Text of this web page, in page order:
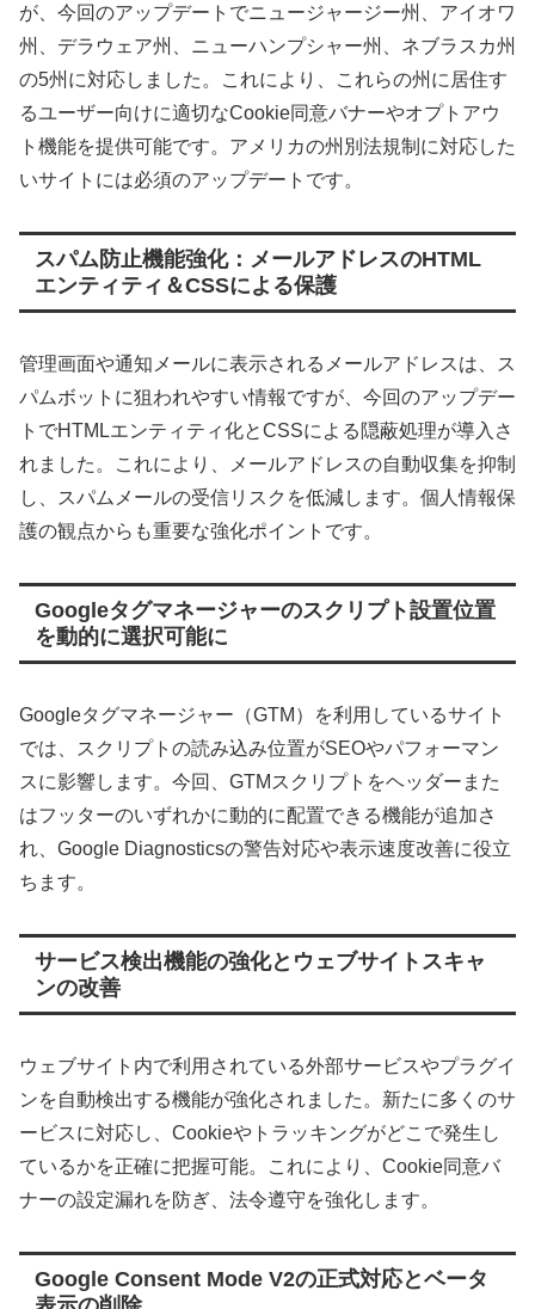
が、今回のアップデートでニュージャージー州、アイオワ
州、デラウェア州、ニューハンプシャー州、ネブラスカ州
の5州に対応しました。これにより、これらの州に居住す
るユーザー向けに適切なCookie同意バナーやオプトアウ
ト機能を提供可能です。アメリカの州別法規制に対応した
いサイトには必須のアップデートです。
スパム防止機能強化：メールアドレスのHTML
エンティティ＆CSSによる保護
管理画面や通知メールに表示されるメールアドレスは、ス
パムボットに狙われやすい情報ですが、今回のアップデー
トでHTMLエンティティ化とCSSによる隠蔽処理が導入さ
れました。これにより、メールアドレスの自動収集を抑制
し、スパムメールの受信リスクを低減します。個人情報保
護の観点からも重要な強化ポイントです。
Googleタグマネージャーのスクリプト設置位置
を動的に選択可能に
Googleタグマネージャー（GTM）を利用しているサイト
では、スクリプトの読み込み位置がSEOやパフォーマン
スに影響します。今回、GTMスクリプトをヘッダーまた
はフッターのいずれかに動的に配置できる機能が追加さ
れ、Google Diagnosticsの警告対応や表示速度改善に役立
ちます。
サービス検出機能の強化とウェブサイトスキャ
ンの改善
ウェブサイト内で利用されている外部サービスやプラグイ
ンを自動検出する機能が強化されました。新たに多くのサ
ービスに対応し、Cookieやトラッキングがどこで発生し
ているかを正確に把握可能。これにより、Cookie同意バ
ナーの設定漏れを防ぎ、法令遵守を強化します。
Google Consent Mode V2の正式対応とベータ